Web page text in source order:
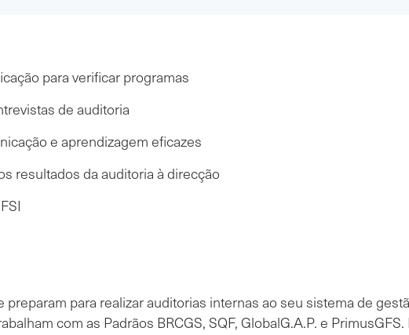
para verificar programas
de auditoria
e aprendizagem eficazes
resultados da auditoria à direcção
para realizar auditorias internas ao seu sistema de
com as Padrãos BRCGS, SQF, GlobalG.A.P. e